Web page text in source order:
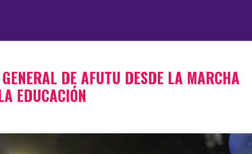
DE AFUTU DESDE LA MARCHA
EDUCACIÓN